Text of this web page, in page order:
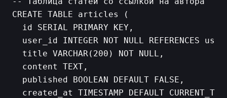
CREATE TABLE articles (
  id SERIAL PRIMARY KEY,
user_id INTEGER NOT NULL REFERENCES
  title VARCHAR(200) NOT NULL,
  content TEXT,
  published BOOLEAN DEFAULT FALSE,
created_at TIMESTAMP DEFAULT